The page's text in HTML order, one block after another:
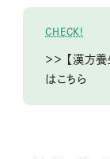
CHECK!
＞＞ 【漢方
はこちら